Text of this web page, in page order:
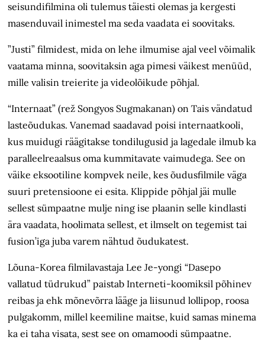
seisundifilmina oli tulemus täiesti olemas ja kergesti
masenduvail inimestel ma seda vaadata ei soovitaks.
”Justi” filmidest, mida on lehe ilmumise ajal veel võimalik
vaatama minna, soovitaksin aga pimesi väikest menüüd,
mille valisin treierite ja videolõikude põhjal.
“Internaat” (rež Songyos Sugmakanan) on Tais vändatud
lasteõudukas. Vanemad saadavad poisi internaatkooli,
kus muidugi räägitakse tondilugusid ja lagedale ilmub ka
paralleelreaalsus oma kummitavate vaimudega. See on
väike eksootiline kompvek neile, kes õudusfilmile väga
suuri pretensioone ei esita. Klippide põhjal jäi mulle
sellest sümpaatne mulje ning ise plaanin selle kindlasti
ära vaadata, hoolimata sellest, et ilmselt on tegemist tai
fusion’iga juba varem nähtud õudukatest.
Lõuna-Korea filmilavastaja Lee Je-yongi “Dasepo
vallatud tüdrukud” paistab Interneti-koomiksil põhinev
reibas ja ehk mõnevõrra lääge ja liisunud lollipop, roosa
pulgakomm, millel keemiline maitse, kuid samas minema
ka ei taha visata, sest see on omamoodi sümpaatne.